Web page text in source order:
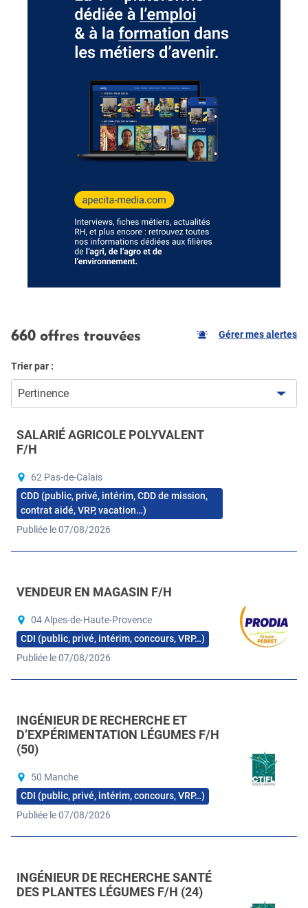
660 offres trouvées Gérer mes alertes
Trier par :
Pertinence
SALARIÉ AGRICOLE POLYVALENT
F/H
62 Pas-de-Calais
CDD (public, privé, intérim, CDD de mission,
contrat aidé, VRP, vacation…)
Publiée le 07/08/2026
VENDEUR EN MAGASIN F/H
04 Alpes-de-Haute-Provence
CDI (public, privé, intérim, concours, VRP…)
Publiée le 07/08/2026
INGÉNIEUR DE RECHERCHE ET
D’EXPÉRIMENTATION LÉGUMES F/H
(50)
50 Manche
CDI (public, privé, intérim, concours, VRP…)
Publiée le 07/08/2026
INGÉNIEUR DE RECHERCHE SANTÉ
DES PLANTES LÉGUMES F/H (24)